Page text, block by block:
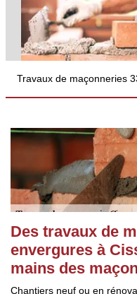
Travaux de maçonneries
Des travaux de
envergures à
mains des
Chantiers neuf ou en